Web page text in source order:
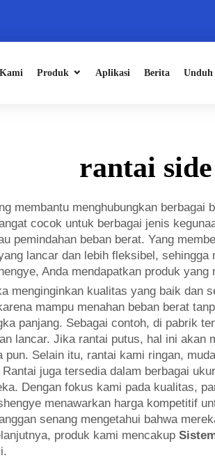
Produk Aplikasi Berita Unduh
rantai
membantu menghubungkan
cocok untuk berbagai jenis
pemindahan beban berat. Yang
lancar dan lebih fleksibel,
Anda mendapatkan produk
menginginkan kualitas yang baik dan
mampu menahan beban berat
panjang. Sebagai contoh, di pabrik
lancar. Jika rantai putus, hal ini akan
Selain itu, rantai kami ringan,
juga tersedia dalam berbagai
Dengan fokus kami pada kualitas,
menawarkan harga kompetitif
senang mengetahui bahwa
produk kami mencakup